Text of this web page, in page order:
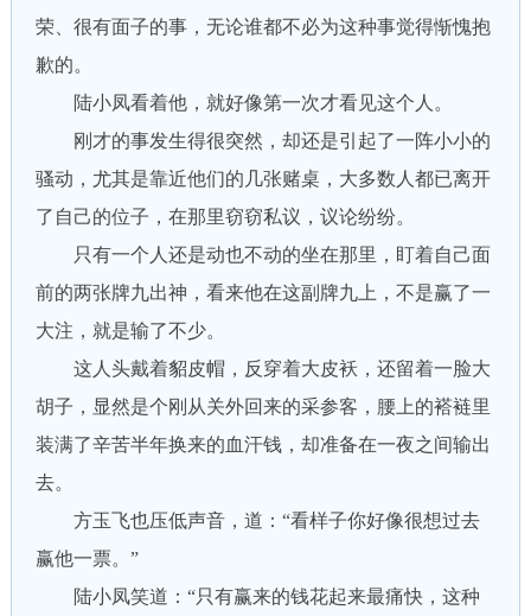
荣、很有面子的事，无论谁都不必为这种事觉得惭愧抱
歉的。
陆小凤看着他，就好像第一次才看见这个人。
刚才的事发生得很突然，却还是引起了一阵小小的
骚动，尤其是靠近他们的几张赌桌，大多数人都已离开
了自己的位子，在那里窃窃私议，议论纷纷。
只有一个人还是动也不动的坐在那里，盯着自己面
前的两张牌九出神，看来他在这副牌九上，不是赢了一
大注，就是输了不少。
这人头戴着貂皮帽，反穿着大皮袄，还留着一脸大
胡子，显然是个刚从关外回来的采参客，腰上的褡裢里
装满了辛苦半年换来的血汗钱，却准备在一夜之间输出
去。
方玉飞也压低声音，道：“看样子你好像很想过去
赢他一票。”
陆小凤笑道：“只有赢来的钱花起来最痛快，这种